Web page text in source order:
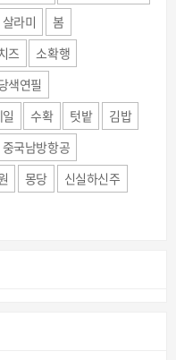
살라미
봄
즈
소확행
색연필
수확 텃밭
김밥
중국남방항공
몽당
신실하신주